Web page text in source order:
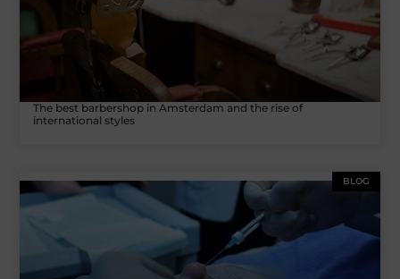
The best barbershop in Amsterdam and the rise of
international styles
BLOG